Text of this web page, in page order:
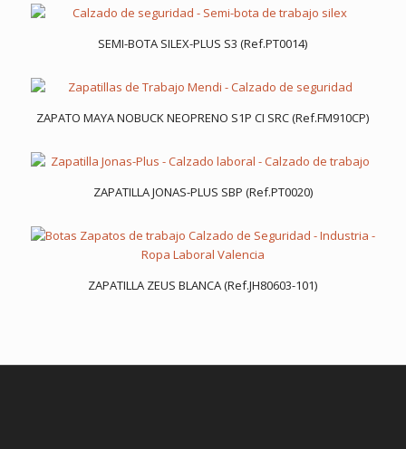
SEMI-BOTA SILEX-PLUS S3 (Ref.PT0014)
ZAPATO MAYA NOBUCK NEOPRENO S1P CI SRC (Ref.FM910CP)
ZAPATILLA JONAS-PLUS SBP (Ref.PT0020)
ZAPATILLA ZEUS BLANCA (Ref.JH80603-101)